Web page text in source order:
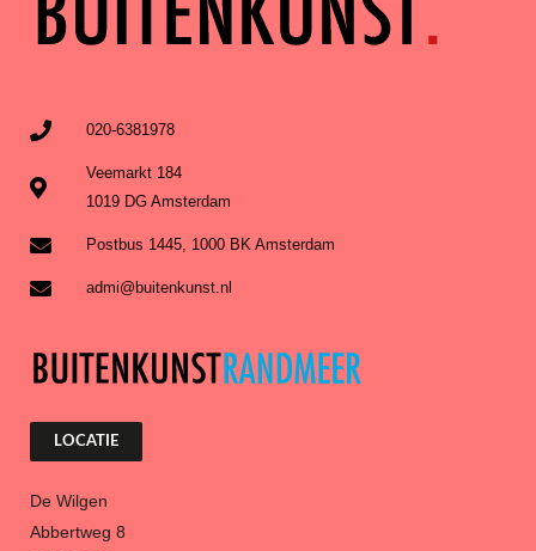
020-6381978
Veemarkt 184
1019 DG Amsterdam
Postbus 1445, 1000 BK Amsterdam
admi@buitenkunst.nl
LOCATIE
De Wilgen
Abbertweg 8